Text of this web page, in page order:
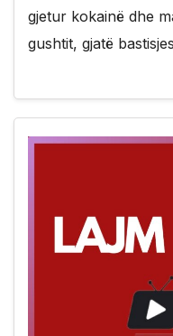
gjetur kokainë dhe
gushtit, gjatë